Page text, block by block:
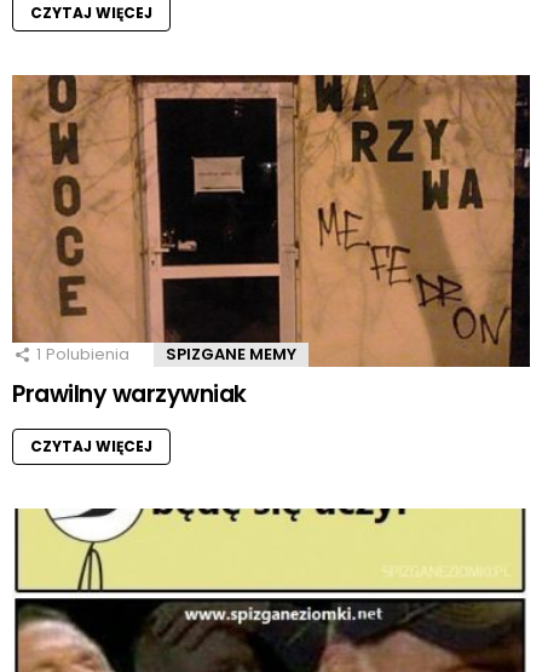
CZYTAJ WIĘCEJ
1 Polubienia SPIZGANE MEMY
Prawilny warzywniak
CZYTAJ WIĘCEJ